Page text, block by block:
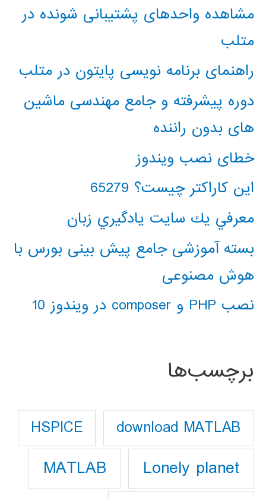
مشاهده واحدهای پشتیبانی شونده در
متلب
راهنمای برنامه نویسی پایتون در متلب
دوره پیشرفته و جامع مهندسی ماشین
های بدون راننده
خطای نصب ویندوز
این کاراکتر چیست؟ 65279
معرفي يك سايت يادگيري زبان
بسته آموزشی جامع پیش بینی بورس با
هوش مصنوعی
نصب PHP و composer در ویندوز 10
برچسب‌ها
download MATLAB
HSPICE
Lonely planet
MATLAB